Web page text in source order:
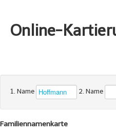
Online-
1. Name 2. Name
Familiennamenkarte